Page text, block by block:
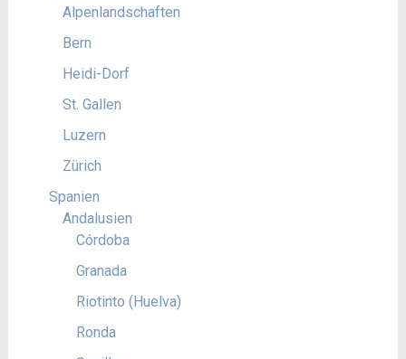
Alpenlandschaften
Bern
Heidi-Dorf
St. Gallen
Luzern
Zürich
Spanien
Andalusien
Córdoba
Granada
Riotinto (Huelva)
Ronda